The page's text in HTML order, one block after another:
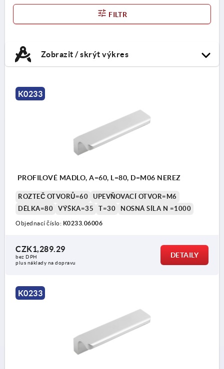
FILTR
Zobrazit / skrýt výkres
K0233
PROFILOVÉ MADLO, A=60, L=80, D=M06 NEREZ
ROZTEČ OTVORŮ=60
UPEVŇOVACÍ OTVOR=M6
DÉLKA=80
VÝŠKA=35 T=30 NOSNÁ SÍLA N =1000
Objednací číslo: K0233.06006
CZK1,289.29
bez DPH
plus náklady na dopravu
DETAILY
K0233